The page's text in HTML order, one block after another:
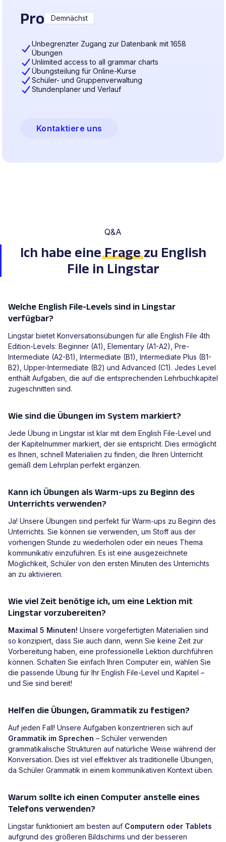
Pro Demnächst
Unbegrenzter Zugang zur Datenbank mit 1658
Übungen
Unlimited access to all grammar charts
Übungsteilung für Online-Kurse
Schüler- und Gruppenverwaltung
Stundenplaner und Verlauf
Kontaktiere uns
Q&A
Ich habe eineFragezu English
File in Lingstar
Welche English File-Levels sind in Lingstar
verfügbar?
Lingstar bietet Konversationsübungen für alle English File 4th
Edition-Levels: Beginner (A1), Elementary (A1-A2), Pre-
Intermediate (A2-B1), Intermediate (B1), Intermediate Plus (B1-
B2), Upper-Intermediate (B2) und Advanced (C1). Jedes Level
enthält Aufgaben, die auf die entsprechenden Lehrbuchkapitel
zugeschnitten sind.
Wie sind die Übungen im System markiert?
Jede Übung in Lingstar ist klar mit dem English File-Level und
der Kapitelnummer markiert, der sie entspricht. Dies ermöglicht
es Ihnen, schnell Materialien zu finden, die Ihren Unterricht
gemäß dem Lehrplan perfekt ergänzen.
Kann ich Übungen als Warm-ups zu Beginn des
Unterrichts verwenden?
Ja! Unsere Übungen sind perfekt für Warm-ups zu Beginn des
Unterrichts. Sie können sie verwenden, um Stoff aus der
vorherigen Stunde zu wiederholen oder ein neues Thema
kommunikativ einzuführen. Es ist eine ausgezeichnete
Möglichkeit, Schüler von den ersten Minuten des Unterrichts
an zu aktivieren.
Wie viel Zeit benötige ich, um eine Lektion mit
Lingstar vorzubereiten?
Maximal 5 Minuten! Unsere vorgefertigten Materialien sind
so konzipiert, dass Sie auch dann, wenn Sie keine Zeit zur
Vorbereitung haben, eine professionelle Lektion durchführen
können. Schalten Sie einfach Ihren Computer ein, wählen Sie
die passende Übung für Ihr English File-Level und Kapitel –
und Sie sind bereit!
Helfen die Übungen, Grammatik zu festigen?
Auf jeden Fall! Unsere Aufgaben konzentrieren sich auf
Grammatik im Sprechen – Schüler verwenden
grammatikalische Strukturen auf natürliche Weise während der
Konversation. Dies ist viel effektiver als traditionelle Übungen,
da Schüler Grammatik in einem kommunikativen Kontext üben.
Warum sollte ich einen Computer anstelle eines
Telefons verwenden?
Lingstar funktioniert am besten auf Computern oder Tablets
aufgrund des größeren Bildschirms und der besseren